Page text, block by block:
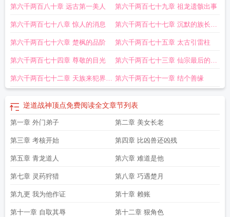
妍
第六千两百八十章 远古第一美人 第六千两百七十九章 祖龙遗骸出事
第六千两百七十八章 惊人的消息 第六千两百七十七章 沉默的族长拦
路的障碍
第六千两百七十六章 楚枫的品阶 第六千两百七十五章 太古引雷柱
第六千两百七十四章 尊敬的目光 第六千两百七十三章 仙宗最后的阵
法
第六千两百七十二章 天族来犯界武 第六千两百七十一章 结个善缘
逆道战神顶点免费阅读全文章节列表
第一章 外门弟子 第二章 美女长老
第三章 考核开始 第四章 比凶兽还凶残
第五章 青龙道人 第六章 难道是他
第七章 灵药狩猎 第八章 巧遇楚月
第九更 我为他作证 第十章 赖账
第十一章 自取其辱 第十二章 狠角色